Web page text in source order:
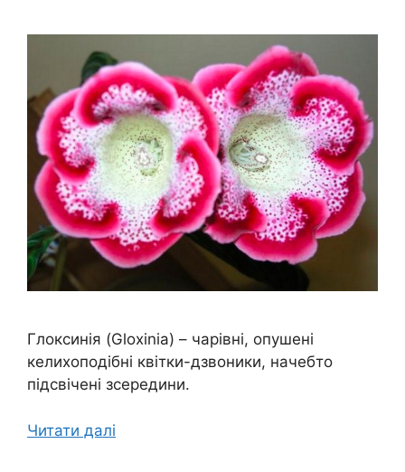
Глоксинія (Gloxinia) – чарівні, опушені
келихоподібні квітки-дзвоники, начебто
підсвічені зсередини.
Читати далі